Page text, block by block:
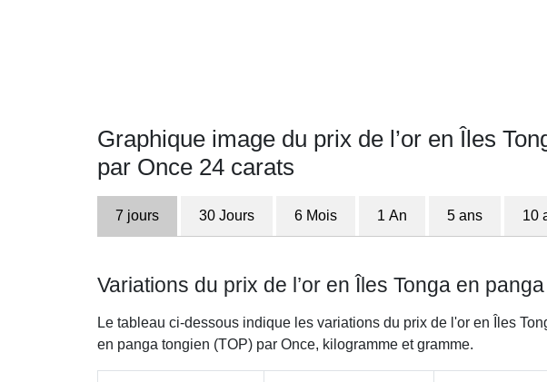
Graphique image du prix de l’or en Îles
par Once 24 carats
7 jours 30 Jours 6 Mois 1 An 5 ans 10
Variations du prix de l’or en Îles Tonga en
Le tableau ci-dessous indique les variations du prix de l'or en Îles
en panga tongien (TOP) par Once, kilogramme et gramme.